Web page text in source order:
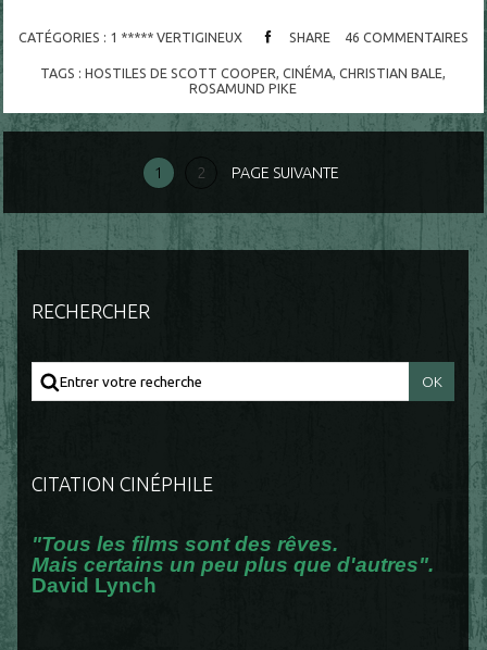
CATÉGORIES : 1 ***** VERTIGINEUX SHARE 46 COMMENTAIRES
TAGS :HOSTILES DE SCOTT COOPER ,CINÉMA ,CHRISTIAN BALE
ROSAMUND PIKE
1 2 PAGE SUIVANTE
RECHERCHER
CITATION CINÉPHILE
"Tous les films sont des rêves.
Mais certains un peu plus que d'autres".
David Lynch